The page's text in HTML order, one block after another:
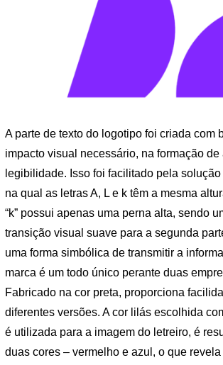
A parte de texto do logotipo foi criada com
impacto visual necessário, na formação
legibilidade. Isso foi facilitado pela
na qual as letras A, L e k têm a mesma
“k” possui apenas uma perna alta, sendo
transição visual suave para a segunda
uma forma simbólica de transmitir a
marca é um todo único perante duas
Fabricado na cor preta, proporciona
diferentes versões. A cor lilás escolhida
é utilizada para a imagem do letreiro, é
duas cores – vermelho e azul, o que revela